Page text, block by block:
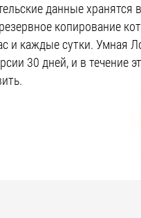
данные хранятся
копирование
и каждые сутки. Умная
30 дней, и в течение